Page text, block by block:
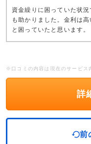
資金繰りに困っていた状
も助かりました。金利は
と困っていたと思います。
※口コミの内容は現在のサービス
詳
前